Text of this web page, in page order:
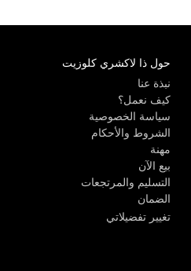
حول ذا لاكشري كلوزيت
نبذة عنا
كيف نعمل؟
سياسة الخصوصية
الشروط والأحكام
مهنة
بيع الآن
التسليم والمرتجعات
الضمان
تغيير تفضيلاتي